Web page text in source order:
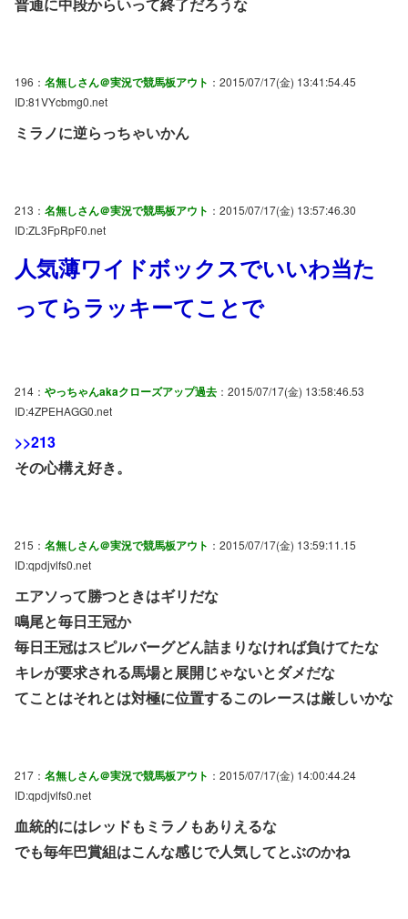
196： 名無しさん＠実況で競馬板アウト ：2015/07/17(金) 13:41:54.45
ID:81VYcbmg0.net
ミラノに逆らっちゃいかん
213： 名無しさん＠実況で競馬板アウト ：2015/07/17(金) 13:57:46.30
ID:ZL3FpRpF0.net
人気薄ワイドボックスでいいわ当た
ってらラッキーてことで
214： やっちゃんakaクローズアップ過去 ：2015/07/17(金) 13:58:46.53
ID:4ZPEHAGG0.net
>>213
その心構え好き。
215： 名無しさん＠実況で競馬板アウト ：2015/07/17(金) 13:59:11.15
ID:qpdjvlfs0.net
エアソって勝つときはギリだな
鳴尾と毎日王冠か
毎日王冠はスピルバーグどん詰まりなければ負けてたな
キレが要求される馬場と展開じゃないとダメだな
てことはそれとは対極に位置するこのレースは厳しいかな
217： 名無しさん＠実況で競馬板アウト ：2015/07/17(金) 14:00:44.24
ID:qpdjvlfs0.net
血統的にはレッドもミラノもありえるな
でも毎年巴賞組はこんな感じで人気してとぶのかね